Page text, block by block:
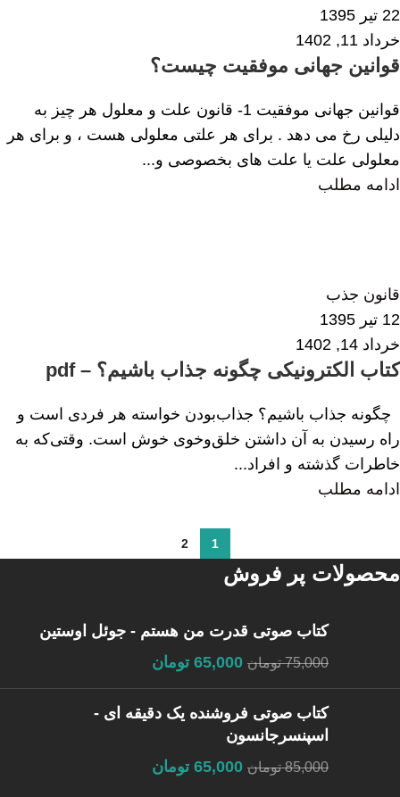
22 تیر 1395
خرداد 11, 1402
قوانین جهانی موفقیت چیست؟
قوانین جهانی موفقیت 1- قانون علت و معلول هر چیز به
دلیلی رخ می دهد . برای هر علتی معلولی هست ، و برای هر
معلولی علت یا علت های بخصوصی و...
ادامه مطلب
قانون جذب
12 تیر 1395
خرداد 14, 1402
کتاب الکترونیکی چگونه جذاب باشیم؟ – pdf
چگونه جذاب باشیم؟ جذاب‌بودن خواسته هر فردی است و
راه رسیدن به آن داشتن خلق‌و‌خوی خوش است. وقتی‌که به‌
خاطرات گذشته و افراد...
ادامه مطلب
1
2
محصولات پر فروش
کتاب صوتی قدرت من هستم - جوئل اوستین
75,000 تومان 65,000 تومان
کتاب صوتی فروشنده یک دقیقه ای -
اسپنسرجانسون
85,000 تومان 65,000 تومان